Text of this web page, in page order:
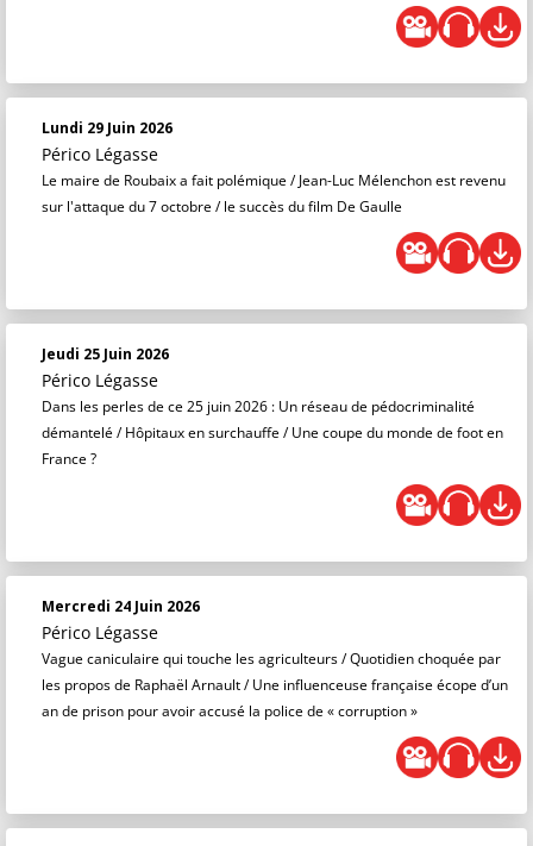
Lundi 29 Juin 2026
Périco Légasse
Le maire de Roubaix a fait polémique / Jean-Luc Mélenchon est revenu
sur l'attaque du 7 octobre / le succès du film De Gaulle
Jeudi 25 Juin 2026
Périco Légasse
Dans les perles de ce 25 juin 2026 : Un réseau de pédocriminalité
démantelé / Hôpitaux en surchauffe / Une coupe du monde de foot en
France ?
Mercredi 24 Juin 2026
Périco Légasse
Vague caniculaire qui touche les agriculteurs / Quotidien choquée par
les propos de Raphaël Arnault / Une influenceuse française écope d’un
an de prison pour avoir accusé la police de « corruption »